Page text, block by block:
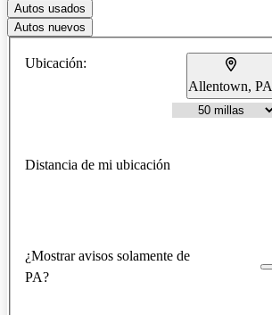
Autos usados
Autos nuevos
Ubicación:
Allentown, PA
Distancia de mi ubicación
¿Mostrar avisos solamente de
PA?